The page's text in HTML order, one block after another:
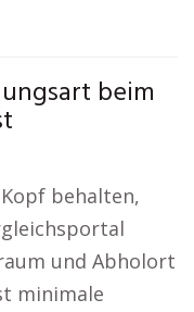
beim
behalten,
und Abholort
minimale